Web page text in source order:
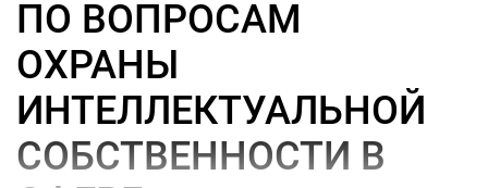
ПО ВОПРОСАМ
ОХРАНЫ
ИНТЕЛЛЕКТУАЛЬНОЙ
СОБСТВЕННОСТИ В